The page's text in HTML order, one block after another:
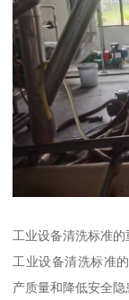
工业设备清洗标准的
工业设备清洗标准
产质量和降低安全